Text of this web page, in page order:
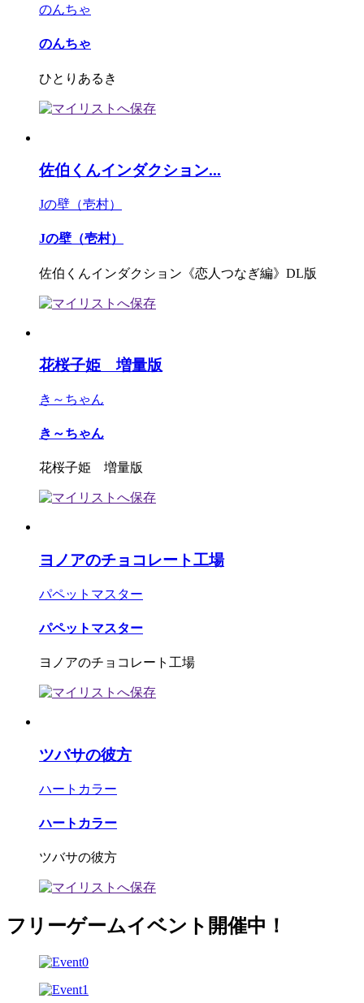
のんちゃ
のんちゃ
ひとりあるき
佐伯くんインダクション...
Jの壁（壱村）
Jの壁（壱村）
佐伯くんインダクション《恋人つなぎ編》DL版
花桜子姫 増量版
き～ちゃん
き～ちゃん
花桜子姫 増量版
ヨノアのチョコレート工場
パペットマスター
パペットマスター
ヨノアのチョコレート工場
ツバサの彼方
ハートカラー
ハートカラー
ツバサの彼方
フリーゲームイベント開催中！